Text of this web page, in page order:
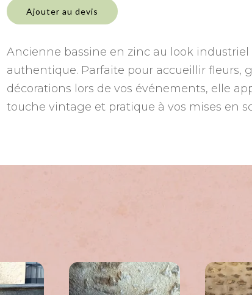
de
Bassine
zinc
Ajouter au devis
Ancienne bassine en zinc au look industriel
authentique. Parfaite pour accueillir fleurs,
décorations lors de vos événements, elle
touche vintage et pratique à vos mises en